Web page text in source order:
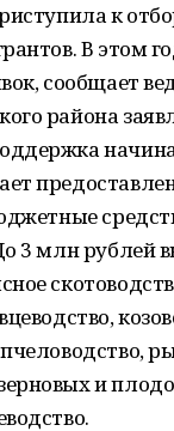
к
В этом
сообщает
района
3 млн рублей
и